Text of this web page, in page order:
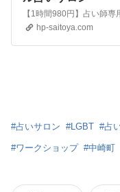
hp-saitoya.com
#占いサロン #LGBT #占
#ワークショップ #中崎町